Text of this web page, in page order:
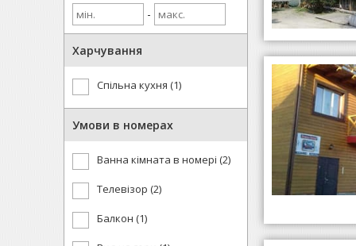
-
Харчування
Спільна кухня (1)
Умови в номерах
Ванна кімната в номері (2)
Телевізор (2)
Балкон (1)